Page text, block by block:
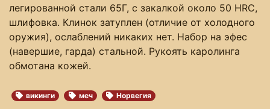
легированной стали 65Г, с закалкой около 50 HRC,
шлифовка. Клинок затуплен (отличие от холодного
оружия), ослаблений никаких нет. Набор на эфес
(навершие, гарда) стальной. Рукоять каролинга
обмотана кожей.
викинги меч Норвегия